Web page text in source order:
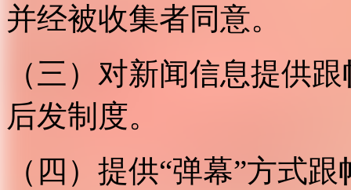
并经被收集者同意。
（三）对新闻信息提供
后发制度。
（四）提供“弹幕”方式